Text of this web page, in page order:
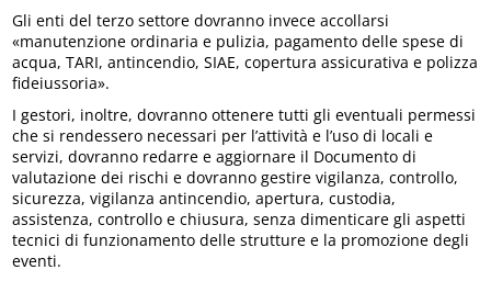
Gli enti del terzo settore dovranno invece accollarsi
«manutenzione ordinaria e pulizia, pagamento delle spese di
acqua, TARI, antincendio, SIAE, copertura assicurativa e polizza
fideiussoria».
I gestori, inoltre, dovranno ottenere tutti gli eventuali permessi
che si rendessero necessari per l’attività e l’uso di locali e
servizi, dovranno redarre e aggiornare il Documento di
valutazione dei rischi e dovranno gestire vigilanza, controllo,
sicurezza, vigilanza antincendio, apertura, custodia,
assistenza, controllo e chiusura, senza dimenticare gli aspetti
tecnici di funzionamento delle strutture e la promozione degli
eventi.